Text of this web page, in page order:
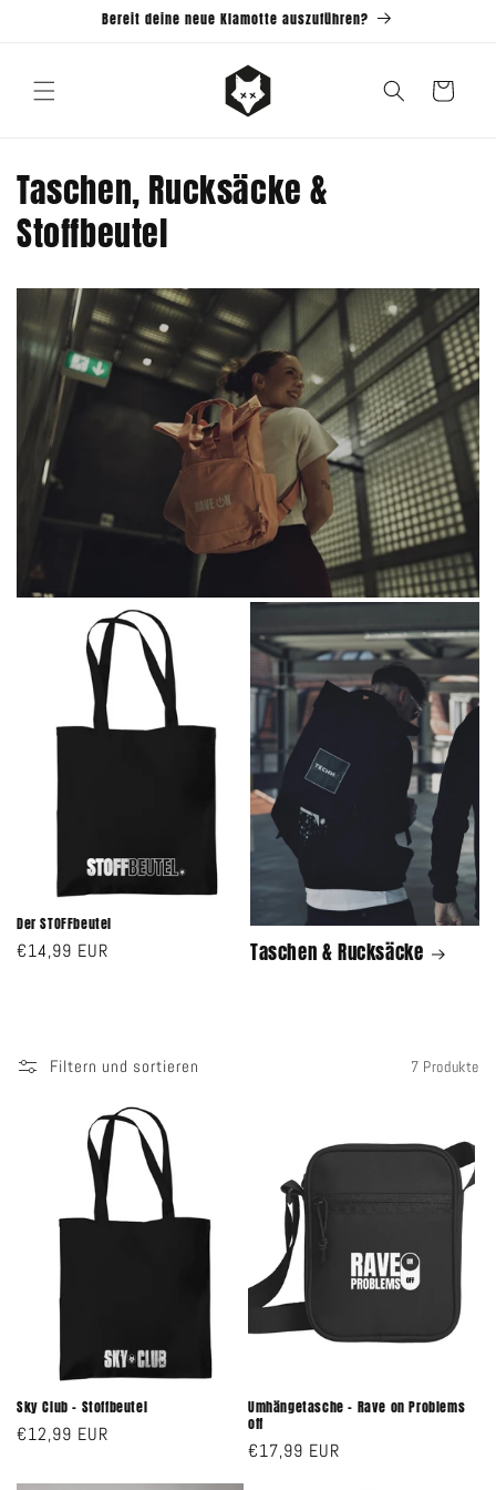
Bereit deine neue Klamotte auszuführen?
Warenkorb
Taschen, Rucksäcke &
Stoffbeutel
Der STOFFbeutel
Normaler
€14,99 EUR Taschen & Rucksäcke
Filtern und sortieren 7 Produkte
Sky Club - Stoffbeutel
Normaler
€12,99 EUR
Umhängetasche - Rave on Problems
off
Normaler
€17,99 EUR